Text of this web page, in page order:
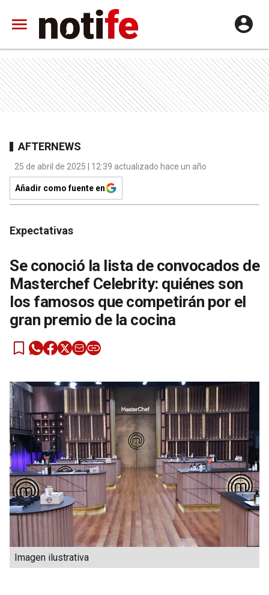
AFTERNEWS
25 de abril de 2025 | 12:39 actualizado hace un año
Añadir como fuente en
Expectativas
Se conoció la lista de convocados de
Masterchef Celebrity: quiénes son
los famosos que competirán por el
gran premio de la cocina
Imagen ilustrativa